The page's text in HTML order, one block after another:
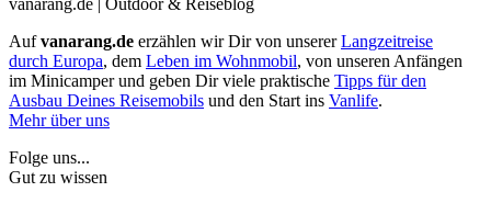
vanarang.de | Outdoor & Reiseblog
Aufvanarang.de erzählen wir Dir von unsererLangzeitreise
durch Europa, dem Leben im Wohnmobil, von unseren Anfängen
im Minicamper und geben Dir viele praktische Tipps für den
Ausbau Deines Reisemobils und den Start ins Vanlife.
Mehr über uns
Folge uns...
Gut zu wissen